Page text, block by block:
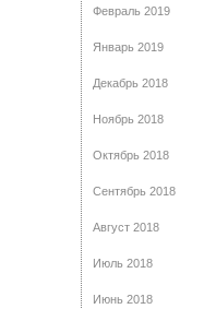
Февраль 2019
Январь 2019
Декабрь 2018
Ноябрь 2018
Октябрь 2018
Сентябрь 2018
Август 2018
Июль 2018
Июнь 2018